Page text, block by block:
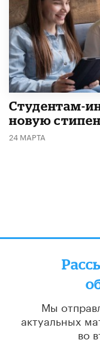
Студентам-
новую
24 МАРТА
Мы
актуальных
во